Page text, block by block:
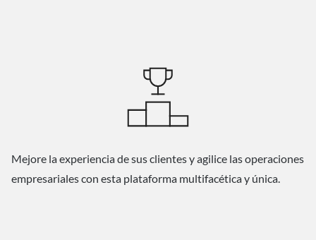
Mejore la experiencia de sus clientes y agilice las operaciones
empresariales con esta plataforma multifacética y única.